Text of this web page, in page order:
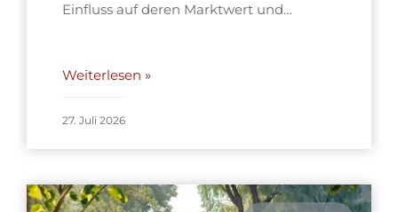
Einfluss auf deren Marktwert und…
Weiterlesen »
27. Juli 2026